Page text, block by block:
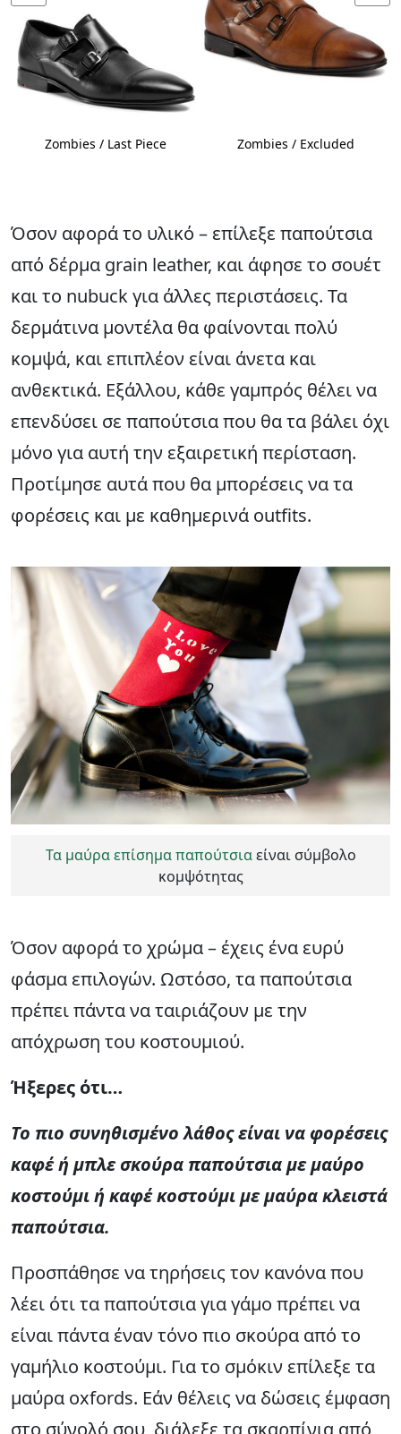
Zombies / Last Piece Zombies / Excluded
Όσον αφορά το υλικό – επίλεξε παπούτσια
από δέρμα grain leather, και άφησε το σουέτ
και το nubuck για άλλες περιστάσεις. Τα
δερμάτινα μοντέλα θα φαίνονται πολύ
κομψά, και επιπλέον είναι άνετα και
ανθεκτικά. Εξάλλου, κάθε γαμπρός θέλει να
επενδύσει σε παπούτσια που θα τα βάλει όχι
μόνο για αυτή την εξαιρετική περίσταση.
Προτίμησε αυτά που θα μπορέσεις να τα
φορέσεις και με καθημερινά outfits.
Τα μαύρα επίσημα παπούτσιαείναι σύμβολο
κομψότητας
Όσον αφορά το χρώμα – έχεις ένα ευρύ
φάσμα επιλογών. Ωστόσο, τα παπούτσια
πρέπει πάντα να ταιριάζουν με την
απόχρωση του κοστουμιού.
Ήξερες ότι…
Το πιο συνηθισμένο λάθος είναι να φορέσεις
καφέ ή μπλε σκούρα παπούτσια με μαύρο
κοστούμι ή καφέ κοστούμι με μαύρα κλειστά
παπούτσια.
Προσπάθησε να τηρήσεις τον κανόνα που
λέει ότι τα παπούτσια για γάμο πρέπει να
είναι πάντα έναν τόνο πιο σκούρα από το
γαμήλιο κοστούμι. Για το σμόκιν επίλεξε τα
μαύρα oxfords. Εάν θέλεις να δώσεις έμφαση